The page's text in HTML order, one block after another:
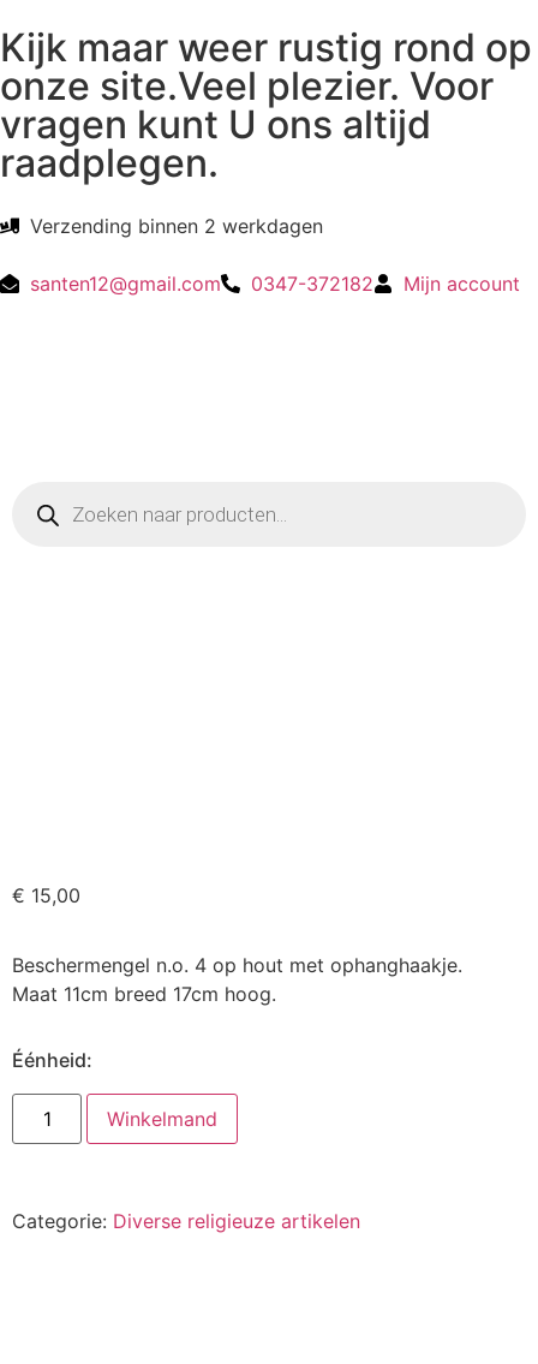
Kijk maar weer rustig rond op
onze site.Veel plezier. Voor
vragen kunt U ons altijd
raadplegen.
Verzending binnen 2 werkdagen
santen12@gmail.com 0347-372182 Mijn account
€ 15,00
Beschermengel n.o. 4 op hout met ophanghaakje.
Maat 11cm breed 17cm hoog.
Éénheid:
Winkelmand
Categorie: Diverse religieuze artikelen